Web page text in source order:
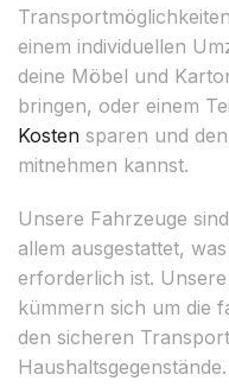
einem individuellen
deine Möbel und
bringen, oder einem
Kosten sparen und
mitnehmen kannst.
Unsere Fahrzeuge
allem ausgestattet,
erforderlich ist.
kümmern sich um die
den sicheren